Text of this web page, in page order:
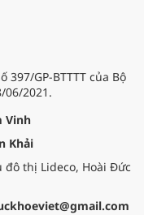
GP-BTTTT của Bộ
2021.
Vinh
Khải
đô thị Lideco, Hoài Đức